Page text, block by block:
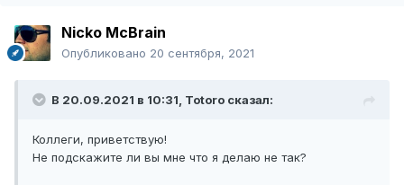
Nicko McBrain
Опубликовано 20 сентября, 2021
В 20.09.2021 в 10:31, Totoro сказал:
Коллеги, приветствую!
Не подскажите ли вы мне что я делаю не так?